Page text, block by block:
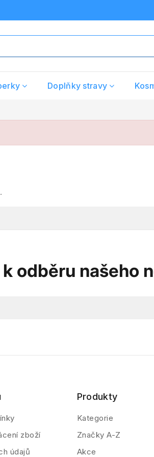
Doplňky stravy
odběru našeho
zboží
údajů
Produkty
Kategorie
Značky A-Z
Akce